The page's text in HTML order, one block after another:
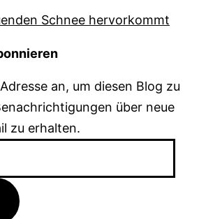
an, um diesen Blog zu
über neue
zu erhalten.